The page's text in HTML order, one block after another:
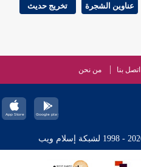
عناوين الشجرة تخريج حديث
اتصل بنا من نحن